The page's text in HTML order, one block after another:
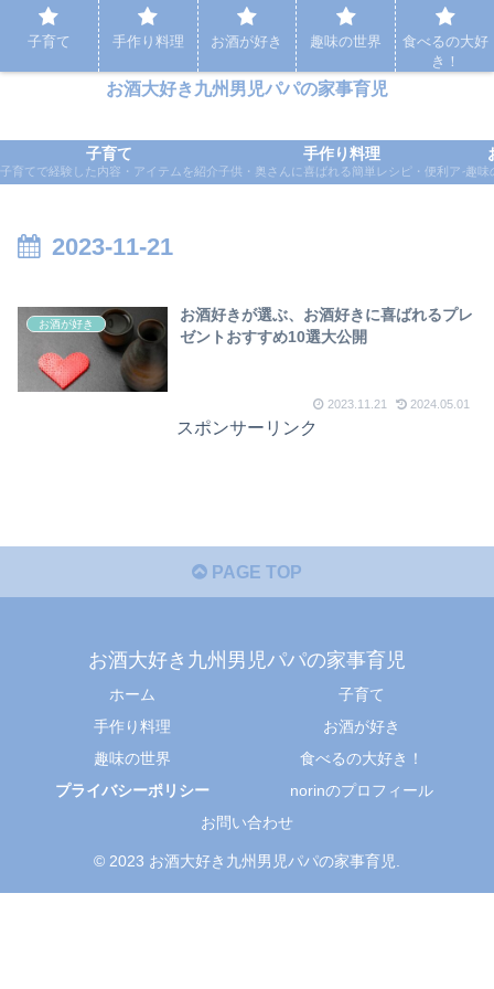
パパの家事育児など実体験をもとに応援するブログ
お酒大好き九州男児パパの家事育児
子育て
子育てで経験した内容・アイテムを紹介
手作り料理
子供・奥さんに喜ばれる簡単レシピ・便利アイテ
趣味
2023-11-21
お酒が好き
お酒好きが選ぶ、お酒好きに喜ばれるプレ
ゼントおすすめ10選大公開
2023.11.21 2024.05.01
スポンサーリンク
PAGE TOP
お酒大好き九州男児パパの家事育児
ホーム
子育て
手作り料理
お酒が好き
趣味の世界
食べるの大好き！
プライバシーポリシー
norinのプロフィール
お問い合わせ
© 2023 お酒大好き九州男児パパの家事育児.
子育て 手作り料理 お酒が好き 趣味の世界
食べるの大好
き！